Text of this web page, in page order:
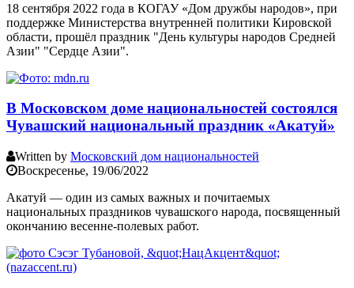
18 сентября 2022 года в КОГАУ «Дом дружбы народов», при
поддержке Министерства внутренней политики Кировской
области, прошёл праздник "День культуры народов Средней
Азии" "Сердце Азии".
В Московском доме национальностей состоялся
Чувашский национальный праздник «Акатуй»
Written by Московский дом национальностей
Воскресенье, 19/06/2022
Акатуй — один из самых важных и почитаемых
национальных праздников чувашского народа, посвященный
окончанию весенне-полевых работ.